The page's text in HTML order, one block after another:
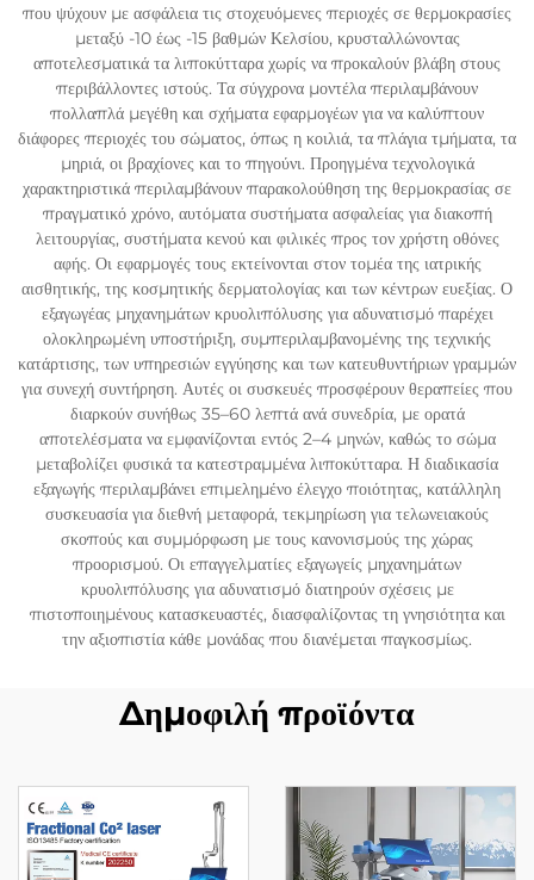
που ψύχουν με ασφάλεια τις στοχευόμενες περιοχές σε θερμοκρασίες
μεταξύ -10 έως -15 βαθμών Κελσίου, κρυσταλλώνοντας
αποτελεσματικά τα λιποκύτταρα χωρίς να προκαλούν βλάβη στους
περιβάλλοντες ιστούς. Τα σύγχρονα μοντέλα περιλαμβάνουν
πολλαπλά μεγέθη και σχήματα εφαρμογέων για να καλύπτουν
διάφορες περιοχές του σώματος, όπως η κοιλιά, τα πλάγια τμήματα, τα
μηριά, οι βραχίονες και το πηγούνι. Προηγμένα τεχνολογικά
χαρακτηριστικά περιλαμβάνουν παρακολούθηση της θερμοκρασίας σε
πραγματικό χρόνο, αυτόματα συστήματα ασφαλείας για διακοπή
λειτουργίας, συστήματα κενού και φιλικές προς τον χρήστη οθόνες
αφής. Οι εφαρμογές τους εκτείνονται στον τομέα της ιατρικής
αισθητικής, της κοσμητικής δερματολογίας και των κέντρων ευεξίας. Ο
εξαγωγέας μηχανημάτων κρυολιπόλυσης για αδυνατισμό παρέχει
ολοκληρωμένη υποστήριξη, συμπεριλαμβανομένης της τεχνικής
κατάρτισης, των υπηρεσιών εγγύησης και των κατευθυντήριων γραμμών
για συνεχή συντήρηση. Αυτές οι συσκευές προσφέρουν θεραπείες που
διαρκούν συνήθως 35–60 λεπτά ανά συνεδρία, με ορατά
αποτελέσματα να εμφανίζονται εντός 2–4 μηνών, καθώς το σώμα
μεταβολίζει φυσικά τα κατεστραμμένα λιποκύτταρα. Η διαδικασία
εξαγωγής περιλαμβάνει επιμελημένο έλεγχο ποιότητας, κατάλληλη
συσκευασία για διεθνή μεταφορά, τεκμηρίωση για τελωνειακούς
σκοπούς και συμμόρφωση με τους κανονισμούς της χώρας
προορισμού. Οι επαγγελματίες εξαγωγείς μηχανημάτων
κρυολιπόλυσης για αδυνατισμό διατηρούν σχέσεις με
πιστοποιημένους κατασκευαστές, διασφαλίζοντας τη γνησιότητα και
την αξιοπιστία κάθε μονάδας που διανέμεται παγκοσμίως.
Δημοφιλή προϊόντα